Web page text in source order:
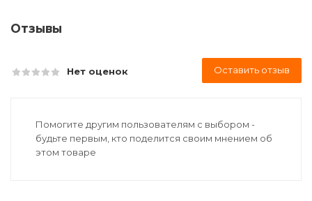
Отзывы
Нет оценок Оставить отзыв
Помогите другим пользователям с выбором -
будьте первым, кто поделится своим мнением об
этом товаре